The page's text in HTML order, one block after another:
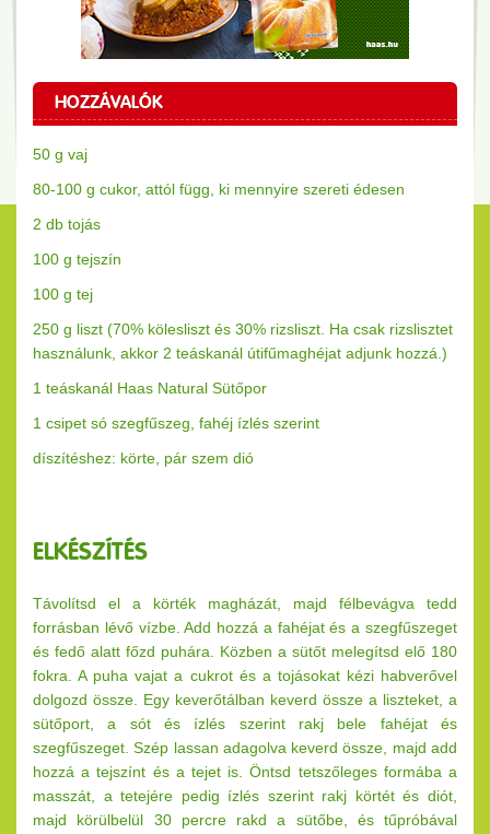
HOZZÁVALÓK
50 g vaj
80-100 g cukor, attól függ, ki mennyire szereti édesen
2 db tojás
100 g tejszín
100 g tej
250 g liszt (70% kölesliszt és 30% rizsliszt. Ha csak rizslisztet
használunk, akkor 2 teáskanál útifűmaghéjat adjunk hozzá.)
1 teáskanál Haas Natural Sütőpor
1 csipet só szegfűszeg, fahéj ízlés szerint
díszítéshez: körte, pár szem dió
ELKÉSZÍTÉS
Távolítsd el a körték magházát, majd félbevágva tedd
forrásban lévő vízbe. Add hozzá a fahéjat és a szegfűszeget
és fedő alatt főzd puhára. Közben a sütőt melegítsd elő 180
fokra. A puha vajat a cukrot és a tojásokat kézi habverővel
dolgozd össze. Egy keverőtálban keverd össze a liszteket, a
sütőport, a sót és ízlés szerint rakj bele fahéjat és
szegfűszeget. Szép lassan adagolva keverd össze, majd add
hozzá a tejszínt és a tejet is. Öntsd tetszőleges formába a
masszát, a tetejére pedig ízlés szerint rakj körtét és diót,
majd körülbelül 30 percre rakd a sütőbe, és tűpróbával